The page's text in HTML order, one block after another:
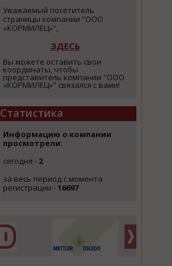
Уважаемый посетитель
страницы компании "ООО
«КОРМИЛЕЦ»",
ЗДЕСЬ
Вы можете оставить свои
координаты, чтобы
представитель компании "ООО
«КОРМИЛЕЦ»" связался с вами!
Статистика
Информацию о компании
просмотрели:
сегодня - 2
за весь период с момента
регистрации -16697